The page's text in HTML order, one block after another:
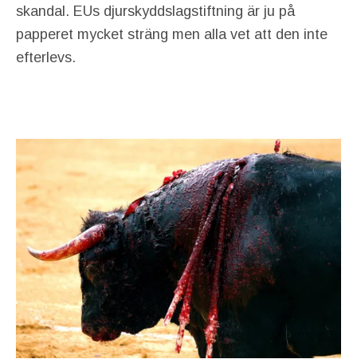
skandal. EUs djurskyddslagstiftning är ju på
papperet mycket sträng men alla vet att den inte
efterlevs.